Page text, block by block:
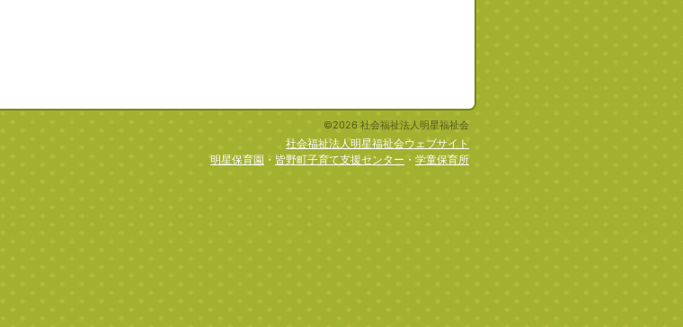
©2026 社会福祉法人明星福祉会
社会福祉法人明星福祉会ウェブサイト
明星保育園 ・ 皆野町子育て支援センター ・ 学童保育所